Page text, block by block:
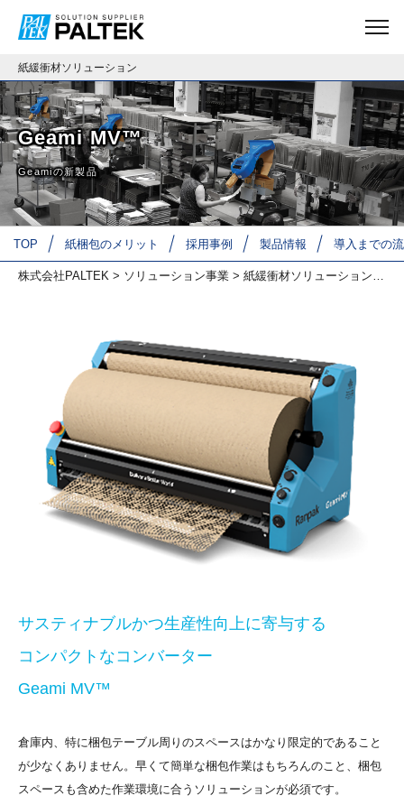
紙緩衝材ソリューション
TOP 紙梱包のメリット 採用事例 製品情報 導入までの
株式会社PALTEK > ソリューション事業 > 紙緩衝材ソリューション
Geami MV™
Geamiの新製品
サスティナブルかつ生産性向上に寄与する
コンパクトなコンバーター
Geami MV™
倉庫内、特に梱包テーブル周りのスペースはかなり限定的であること
が少なくありません。早くて簡単な梱包作業はもちろんのこと、梱包
スペースも含めた作業環境に合うソリューションが必須です。